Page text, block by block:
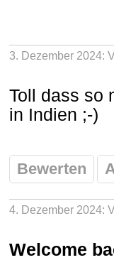
3. Dezember 2024:
Toll dass so
in Indien ;-)
Bewerten
4. Dezember 2024:
Welcome